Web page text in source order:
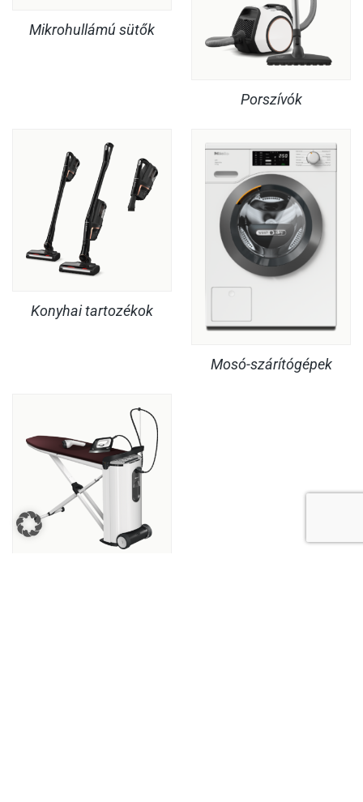
Mikrohullámú sütők
Porszívók
Konyhai tartozékok
Mosó-szárítógépek